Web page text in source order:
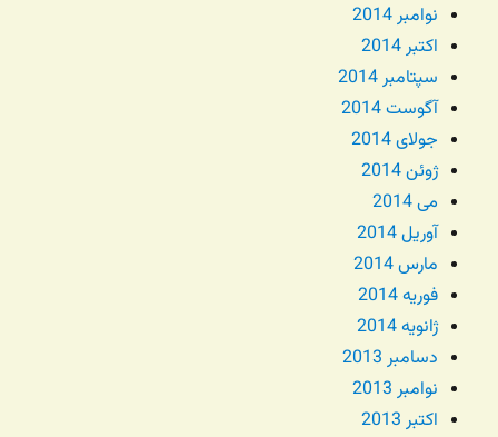
نوامبر 2014
اکتبر 2014
سپتامبر 2014
آگوست 2014
جولای 2014
ژوئن 2014
می 2014
آوریل 2014
مارس 2014
فوریه 2014
ژانویه 2014
دسامبر 2013
نوامبر 2013
اکتبر 2013